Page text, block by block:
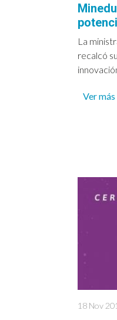
La
recalcó
Ver más
18 Nov